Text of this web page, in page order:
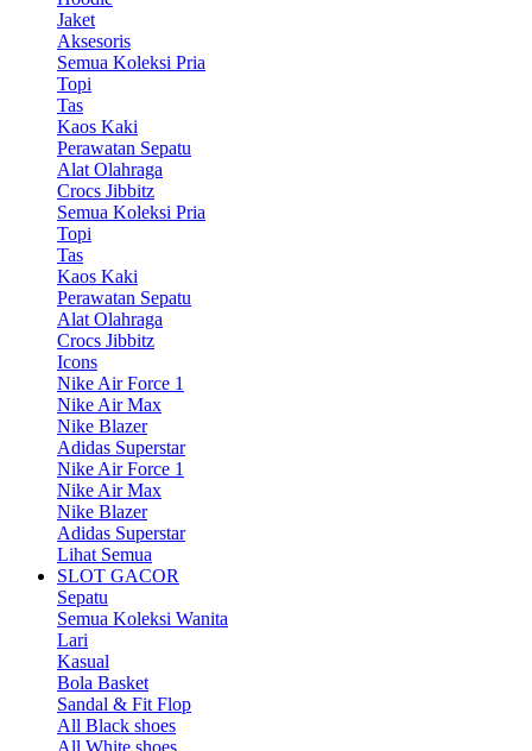
Jaket
Aksesoris
Semua Koleksi Pria
Topi
Tas
Kaos Kaki
Perawatan Sepatu
Alat Olahraga
Crocs Jibbitz
Semua Koleksi Pria
Topi
Tas
Kaos Kaki
Perawatan Sepatu
Alat Olahraga
Crocs Jibbitz
Icons
Nike Air Force 1
Nike Air Max
Nike Blazer
Adidas Superstar
Nike Air Force 1
Nike Air Max
Nike Blazer
Adidas Superstar
Lihat Semua
SLOT GACOR
Sepatu
Semua Koleksi Wanita
Lari
Kasual
Bola Basket
Sandal & Fit Flop
All Black shoes